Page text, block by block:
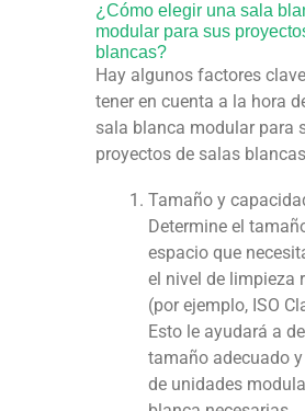
¿Cómo elegir una sala
modular para sus
blancas?
Hay algunos factores
tener en cuenta a la hora
sala blanca modular para
proyectos de salas
Tamaño y
Determine el
espacio que
el nivel de limpieza
(por ejemplo, ISO
Esto le ayudará a
tamaño adecuado
de unidades